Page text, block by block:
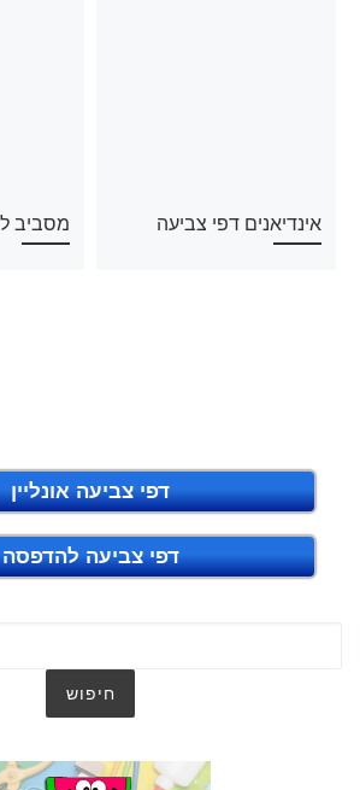
אינדיאנים דפי צביעה מסביב
דפי צביעה אונליין
דפי צביעה להדפסה